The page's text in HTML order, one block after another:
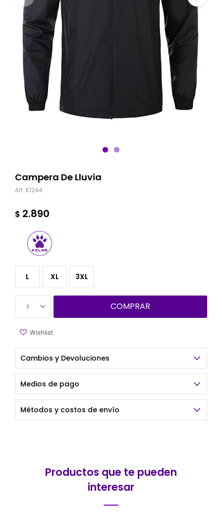
Campera De Lluvia
K1244
$ 2.890
L XL 3XL
1 COMPRAR
Cambios y Devoluciones
Medios de pago
Métodos y costos de envío
Productos que te pueden
interesar